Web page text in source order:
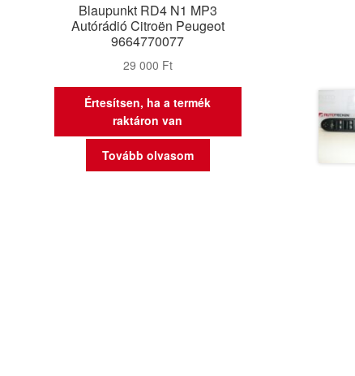
Blaupunkt RD4 N1 MP3
Autórádió Citroën Peugeot
9664770077
29 000 Ft
Értesítsen, ha a termék
raktáron van
Tovább olvasom